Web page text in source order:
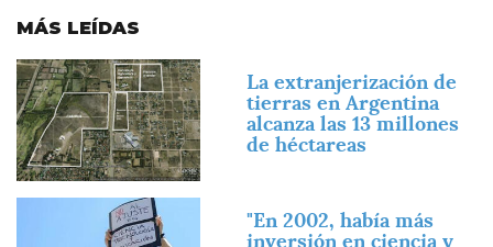
MÁS LEÍDAS
Imagen
La extranjerización de
tierras en Argentina
alcanza las 13 millones
de héctareas
"En 2002, había más
inversión en ciencia y